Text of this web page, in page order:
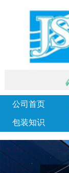
公司首页
包装知识